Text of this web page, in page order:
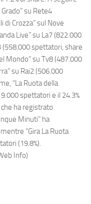
su Rete4
di Crozza” sul Nove
Live” su La7 (822.000
(558.000 spettatori, share
Mondo” su Tv8 (487.000
su Rai2 (506.000
“La Ruota della
spettatori e il 24.3%
ha registrato
Minuti” ha
“Gira La Ruota
(19.8%).
Info)